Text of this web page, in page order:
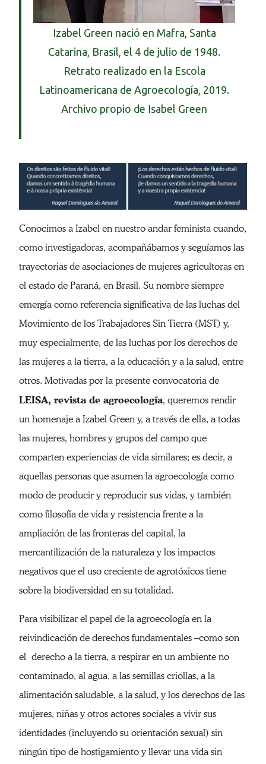
Izabel Green nació en Mafra, Santa
Catarina, Brasil, el 4 de julio de 1948.
Retrato realizado en la Escola
Latinoamericana de Agroecología, 2019.
Archivo propio de Isabel Green
Conocimos a Izabel en nuestro andar feminista cuando,
como investigadoras, acompañábamos y seguíamos las
trayectorias de asociaciones de mujeres agricultoras en
el estado de Paraná, en Brasil. Su nombre siempre
emergía como referencia significativa de las luchas del
Movimiento de los Trabajadores Sin Tierra (MST) y,
muy especialmente, de las luchas por los derechos de
las mujeres a la tierra, a la educación y a la salud, entre
otros. Motivadas por la presente convocatoria de
LEISA, revista de agroecología, queremos rendir
un homenaje a Izabel Green y, a través de ella, a todas
las mujeres, hombres y grupos del campo que
comparten experiencias de vida similares; es decir, a
aquellas personas que asumen la agroecología como
modo de producir y reproducir sus vidas, y también
como filosofía de vida y resistencia frente a la
ampliación de las fronteras del capital, la
mercantilización de la naturaleza y los impactos
negativos que el uso creciente de agrotóxicos tiene
sobre la biodiversidad en su totalidad.
Para visibilizar el papel de la agroecología en la
reivindicación de derechos fundamentales –como son
el derecho a la tierra, a respirar en un ambiente no
contaminado, al agua, a las semillas criollas, a la
alimentación saludable, a la salud, y los derechos de las
mujeres, niñas y otros actores sociales a vivir sus
identidades (incluyendo su orientación sexual) sin
ningún tipo de hostigamiento y llevar una vida sin